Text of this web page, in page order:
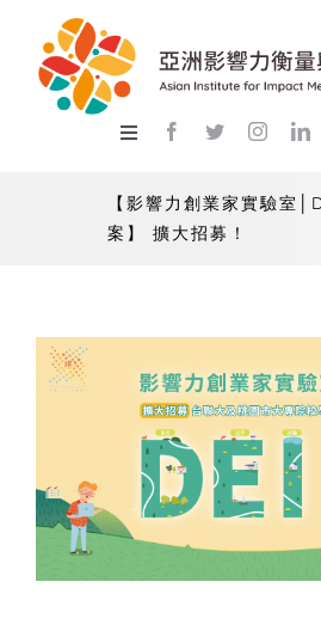
content
Toggle
教學
知識庫
【影響力創業家實驗室
案】 擴大招募！